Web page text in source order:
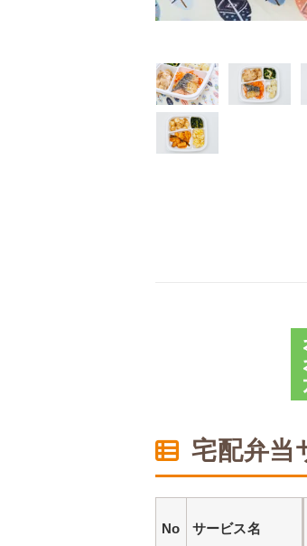
塩分制限食
426円(1食分/税込)
たんぱ
426円
宅配弁当
No サービス名